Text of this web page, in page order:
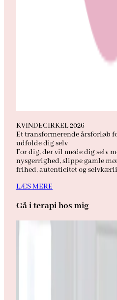
KVINDECIRKEL 2026
Et transformerende årsforløb
udfolde dig selv
For dig, der vil møde dig selv
nysgerrighed, slippe gamle
frihed, autenticitet og
LÆS MERE
Gå i terapi hos mig